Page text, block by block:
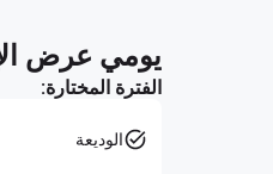
يومي عرض
الفترة المختارة:
الوديعة